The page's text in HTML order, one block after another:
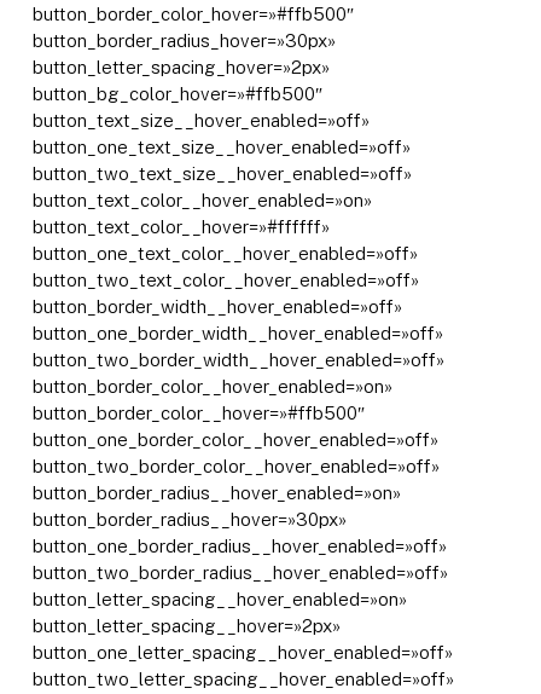
button_border_color_hover=»#ffb500″
button_border_radius_hover=»30px»
button_letter_spacing_hover=»2px»
button_bg_color_hover=»#ffb500″
button_text_size__hover_enabled=»off»
button_one_text_size__hover_enabled=»off»
button_two_text_size__hover_enabled=»off»
button_text_color__hover_enabled=»on»
button_text_color__hover=»#ffffff»
button_one_text_color__hover_enabled=»off»
button_two_text_color__hover_enabled=»off»
button_border_width__hover_enabled=»off»
button_one_border_width__hover_enabled=»off»
button_two_border_width__hover_enabled=»off»
button_border_color__hover_enabled=»on»
button_border_color__hover=»#ffb500″
button_one_border_color__hover_enabled=»off»
button_two_border_color__hover_enabled=»off»
button_border_radius__hover_enabled=»on»
button_border_radius__hover=»30px»
button_one_border_radius__hover_enabled=»off»
button_two_border_radius__hover_enabled=»off»
button_letter_spacing__hover_enabled=»on»
button_letter_spacing__hover=»2px»
button_one_letter_spacing__hover_enabled=»off»
button_two_letter_spacing__hover_enabled=»off»